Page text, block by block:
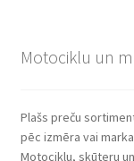
Motociklu un
Plašs preču
pēc izmēra vai
Motociklu, skūteru